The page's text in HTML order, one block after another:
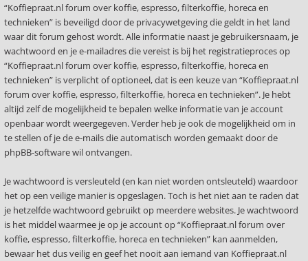
“Koffiepraat.nl forum over koffie, espresso, filterkoffie, horeca en
technieken” is beveiligd door de privacywetgeving die geldt in het land
waar dit forum gehost wordt. Alle informatie naast je gebruikersnaam, je
wachtwoord en je e-mailadres die vereist is bij het registratieproces op
“Koffiepraat.nl forum over koffie, espresso, filterkoffie, horeca en
technieken” is verplicht of optioneel, dat is een keuze van “Koffiepraat.nl
forum over koffie, espresso, filterkoffie, horeca en technieken”. Je hebt
altijd zelf de mogelijkheid te bepalen welke informatie van je account
openbaar wordt weergegeven. Verder heb je ook de mogelijkheid om in
te stellen of je de e-mails die automatisch worden gemaakt door de
phpBB-software wil ontvangen.
Je wachtwoord is versleuteld (en kan niet worden ontsleuteld) waardoor
het op een veilige manier is opgeslagen. Toch is het niet aan te raden dat
je hetzelfde wachtwoord gebruikt op meerdere websites. Je wachtwoord
is het middel waarmee je op je account op “Koffiepraat.nl forum over
koffie, espresso, filterkoffie, horeca en technieken” kan aanmelden,
bewaar het dus veilig en geef het nooit aan iemand van Koffiepraat.nl